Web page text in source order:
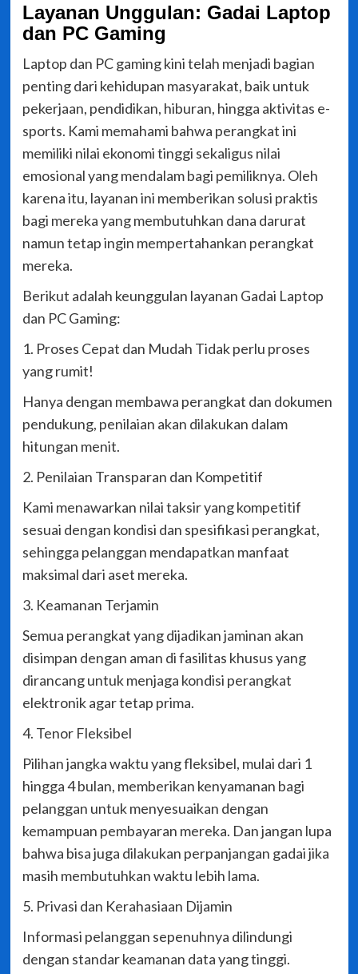
Layanan Unggulan: Gadai Laptop
dan PC Gaming
Laptop dan PC gaming kini telah menjadi bagian
penting dari kehidupan masyarakat, baik untuk
pekerjaan, pendidikan, hiburan, hingga aktivitas e-
sports. Kami memahami bahwa perangkat ini
memiliki nilai ekonomi tinggi sekaligus nilai
emosional yang mendalam bagi pemiliknya. Oleh
karena itu, layanan ini memberikan solusi praktis
bagi mereka yang membutuhkan dana darurat
namun tetap ingin mempertahankan perangkat
mereka.
Berikut adalah keunggulan layanan Gadai Laptop
dan PC Gaming:
1. Proses Cepat dan Mudah Tidak perlu proses
yang rumit!
Hanya dengan membawa perangkat dan dokumen
pendukung, penilaian akan dilakukan dalam
hitungan menit.
2. Penilaian Transparan dan Kompetitif
Kami menawarkan nilai taksir yang kompetitif
sesuai dengan kondisi dan spesifikasi perangkat,
sehingga pelanggan mendapatkan manfaat
maksimal dari aset mereka.
3. Keamanan Terjamin
Semua perangkat yang dijadikan jaminan akan
disimpan dengan aman di fasilitas khusus yang
dirancang untuk menjaga kondisi perangkat
elektronik agar tetap prima.
4. Tenor Fleksibel
Pilihan jangka waktu yang fleksibel, mulai dari 1
hingga 4 bulan, memberikan kenyamanan bagi
pelanggan untuk menyesuaikan dengan
kemampuan pembayaran mereka. Dan jangan lupa
bahwa bisa juga dilakukan perpanjangan gadai jika
masih membutuhkan waktu lebih lama.
5. Privasi dan Kerahasiaan Dijamin
Informasi pelanggan sepenuhnya dilindungi
dengan standar keamanan data yang tinggi.